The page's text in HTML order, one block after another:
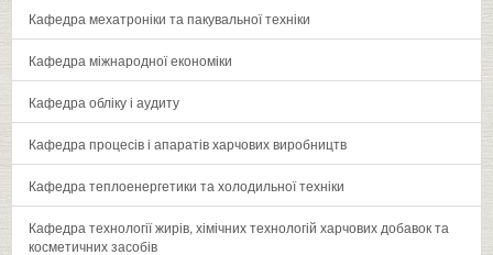
Кафедра мехатроніки та пакувальної техніки
Кафедра міжнародної економіки
Кафедра обліку і аудиту
Кафедра процесів і апаратів харчових виробництв
Кафедра теплоенергетики та холодильної техніки
Кафедра технології жирів, хімічних технологій харчових добавок та
косметичних засобів